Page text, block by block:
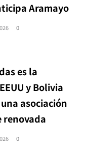
Aramayo
0
es la
y Bolivia
asociación
renovada
0